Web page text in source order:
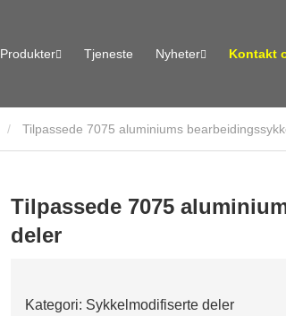
Produkter Tjeneste Nyheter Kontakt
Tilpassede 7075 aluminiums
Tilpassede 7075
deler
Kategori: Sykkelmodifiserte deler